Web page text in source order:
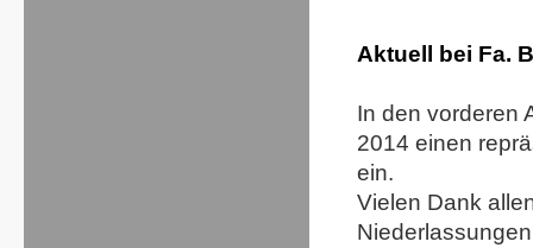
Aktuell bei Fa.
In den vorderen
2014 einen
ein.
Vielen Dank